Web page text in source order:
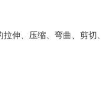
伸、压缩、弯曲、剪切